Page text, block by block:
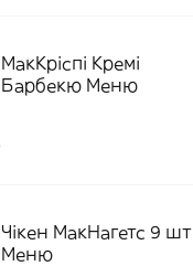
МакКріспі Кремі
Барбекю Меню
Чікен МакНагетс 9 шт
Меню